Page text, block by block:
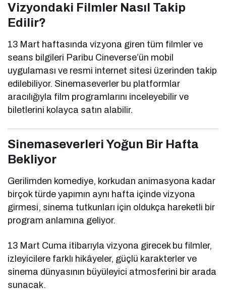
Vizyondaki Filmler Nasıl Takip
Edilir?
13 Mart haftasında vizyona giren tüm filmler ve
seans bilgileri Paribu Cineverse’ün mobil
uygulaması ve resmi internet sitesi üzerinden takip
edilebiliyor. Sinemaseverler bu platformlar
aracılığıyla film programlarını inceleyebilir ve
biletlerini kolayca satın alabilir.
Sinemaseverleri Yoğun Bir Hafta
Bekliyor
Gerilimden komediye, korkudan animasyona kadar
birçok türde yapımın aynı hafta içinde vizyona
girmesi, sinema tutkunları için oldukça hareketli bir
program anlamına geliyor.
13 Mart Cuma itibarıyla vizyona girecek bu filmler,
izleyicilere farklı hikâyeler, güçlü karakterler ve
sinema dünyasının büyüleyici atmosferini bir arada
sunacak.